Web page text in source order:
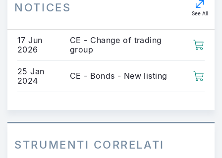
NOTICES See All
17 Jun
2026
CE - Change of trading
group
25 Jan
2024
CE - Bonds - New listing
STRUMENTI CORRELATI